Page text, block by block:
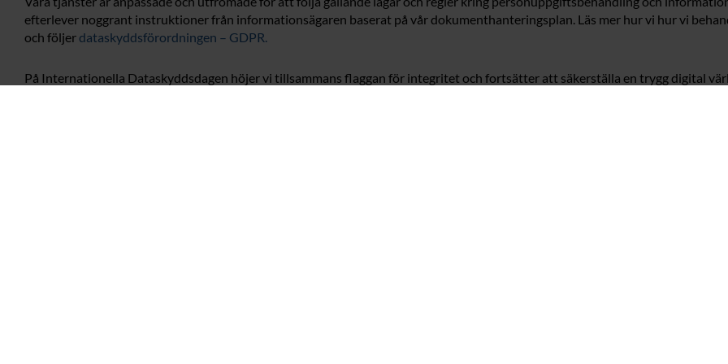
efterlever noggrant instruktioner från informationsägaren baserat på vår dokumenthanteringsplan. Läs mer hur vi hur vi
och följer dataskyddsförordningen – GDPR.
På Internationella Dataskyddsdagen höjer vi tillsammans flaggan för integritet och fortsätter att säkerställa en trygg digital